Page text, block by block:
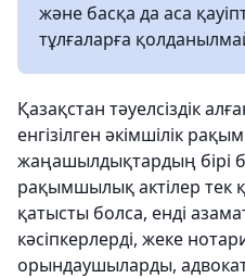
және басқа да аса
тұлғаларға
Қазақстан тәуелсіздік
енгізілген әкімшілік
жаңашылдықтардың бірі
рақымшылық актілер тек
қатысты болса, енді
кәсіпкерлерді, жеке
орындаушыларды,